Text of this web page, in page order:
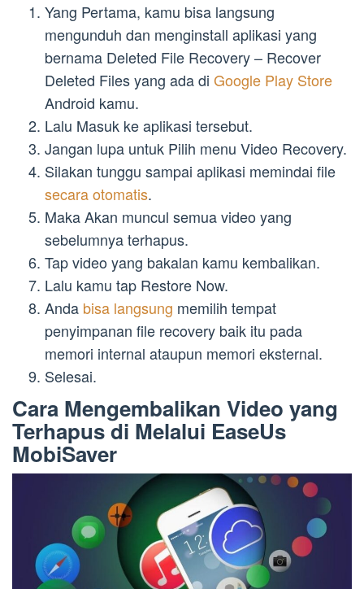
Yang Pertama, kamu bisa langsung
mengunduh dan menginstall aplikasi yang
bernama Deleted File Recovery – Recover
Deleted Files yang ada di Google Play Store
Android kamu.
Lalu Masuk ke aplikasi tersebut.
Jangan lupa untuk Pilih menu Video Recovery.
Silakan tunggu sampai aplikasi memindai file
secara otomatis.
Maka Akan muncul semua video yang
sebelumnya terhapus.
Tap video yang bakalan kamu kembalikan.
Lalu kamu tap Restore Now.
Anda bisa langsung memilih tempat
penyimpanan file recovery baik itu pada
memori internal ataupun memori eksternal.
Selesai.
Cara Mengembalikan Video yang
Terhapus di Melalui EaseUs
MobiSaver